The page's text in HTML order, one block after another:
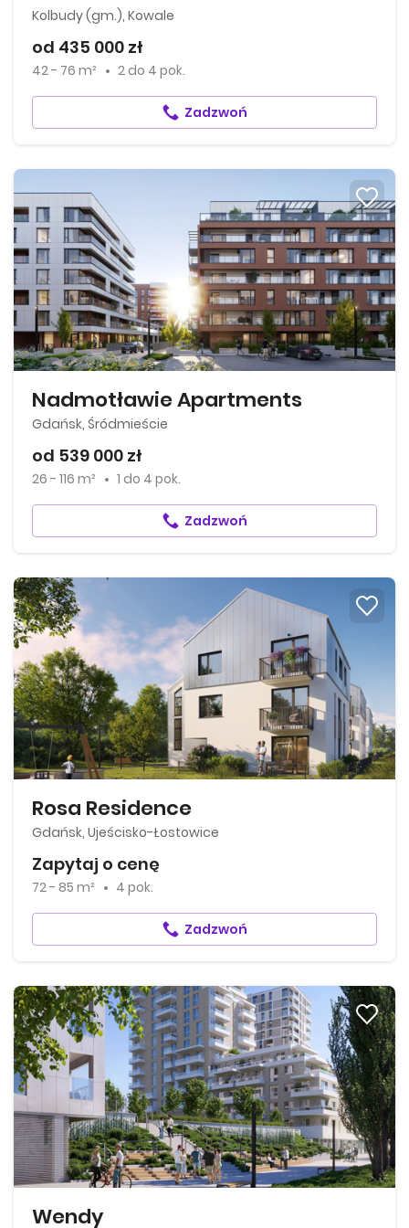
Kolbudy (gm.), Kowale
od 435 000 zł
42 - 76 m² 2 do 4 pok.
Zadzwoń
Nadmotławie Apartments
Gdańsk, Śródmieście
od 539 000 zł
26 - 116 m² 1 do 4 pok.
Zadzwoń
Rosa Residence
Gdańsk, Ujeścisko-Łostowice
Zapytaj o cenę
72 - 85 m² 4 pok.
Zadzwoń
Wendy